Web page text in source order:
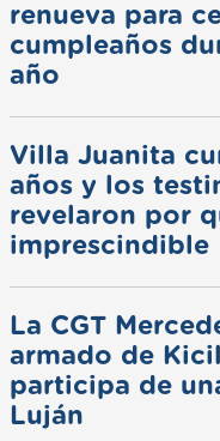
renueva para
cumpleaños
año
Villa Juanita
años y los
revelaron por
imprescindible
La CGT
armado de
participa de
Luján